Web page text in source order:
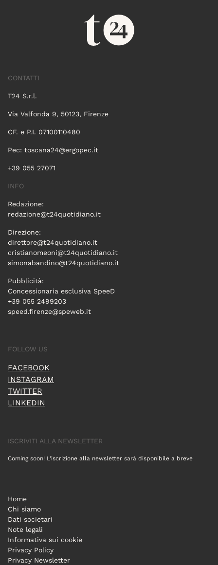
CONTATTI
T24 S.r.l.
Via Valfonda 9, 50123, Firenze
CF. e P.I. 07100110480
Pec: toscana24@ergopec.it
+39 055 27071
INFO
Redazione:
redazione@t24quotidiano.it
Direzione:
direttore@t24quotidiano.it
cristianomeoni@t24quotidiano.it
simonabandino@t24quotidiano.it
Pubblicità:
Concessionaria esclusiva SpeeD
+39 055 2499203
speed.firenze@speweb.it
FOLLOW US
FACEBOOK
INSTAGRAM
TWITTER
LINKEDIN
ISCRIVITI ALLA NEWSLETTER
Coming soon! L'iscrizione alla newsletter sarà disponibile a breve
Home
Chi siamo
Dati societari
Note legali
Informativa sui cookie
Privacy Policy
Privacy Newsletter